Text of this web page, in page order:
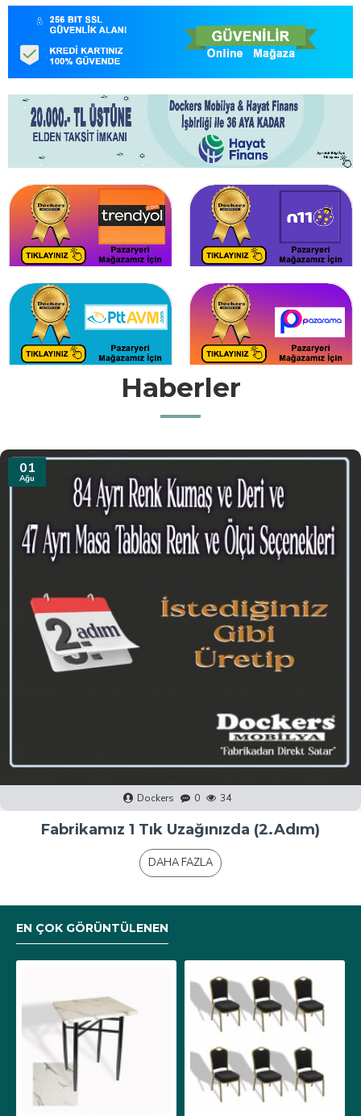
Haberler
31
Tem
Dockers 0 40
Fabrikamız 1 Tık Uzağınızda (1.Adım)
DAHA FAZLA
EN ÇOK GÖRÜNTÜLENEN